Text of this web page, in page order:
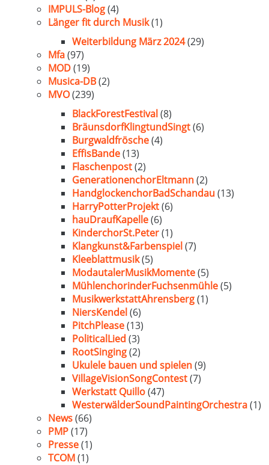
IMPULS-Blog(4)
Länger fit durch Musik(1)
Weiterbildung März 2024(29)
Mfa(97)
MOD(19)
Musica-DB(2)
MVO(239)
BlackForestFestival(8)
BräunsdorfKlingtundSingt(6)
Burgwaldfrösche(4)
EffisBande(13)
Flaschenpost(2)
GenerationenchorEltmann(2)
HandglockenchorBadSchandau(13)
HarryPotterProjekt(6)
hauDraufKapelle(6)
KinderchorSt.Peter(1)
Klangkunst&Farbenspiel(7)
Kleeblattmusik(5)
ModautalerMusikMomente(5)
MühlenchorinderFuchsenmühle(5)
MusikwerkstattAhrensberg(1)
NiersKendel(6)
PitchPlease(13)
PoliticalLied (3)
RootSinging(2)
Ukulele bauen und spielen(9)
VillageVisionSongContest(7)
Werkstatt Quillo(47)
WesterwälderSoundPaintingOrchestra(1)
News(66)
PMP(17)
Presse(1)
TCOM(1)